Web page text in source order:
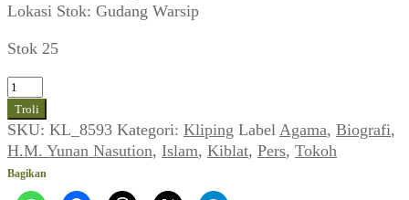
Lokasi Stok: Gudang Warsip
Stok 25
Kuantitas
Biografi
H.M.
Yunan
Nasution
70
Troli
SKU: KL_8593 Kategori: Kliping Label Agama, Biografi,
H.M. Yunan Nasution, Islam, Kiblat, Pers, Tokoh
Bagikan